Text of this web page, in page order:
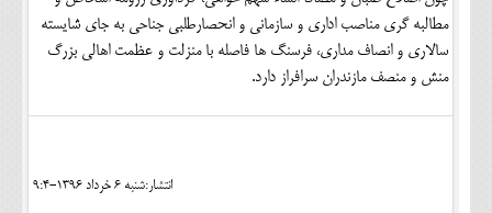
مطالبه گری مناصب اداری و سازمانی و انحصارطلبی جناحی به جای شایسته
سالاری و انصاف مداری، فرسنگ ها فاصله با منزلت و عظمت اهالی بزرگ
منش و منصف مازندران سرافراز دارد.
انتشار:شنبه 6 خرداد 1396-9:4